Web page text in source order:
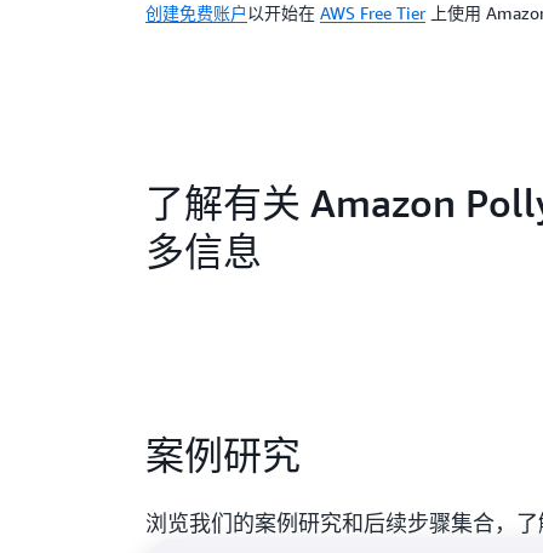
创建免费账户以开始在 AWS Free Tier 上使用
了解有关 Amazon
多信息
案例研究
浏览我们的案例研究和后续步骤集合，